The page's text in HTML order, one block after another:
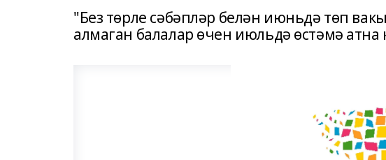
"Без төрле сәбәпләр белән июньдә төп
алмаган балалар өчен июльдә өстәмә атна